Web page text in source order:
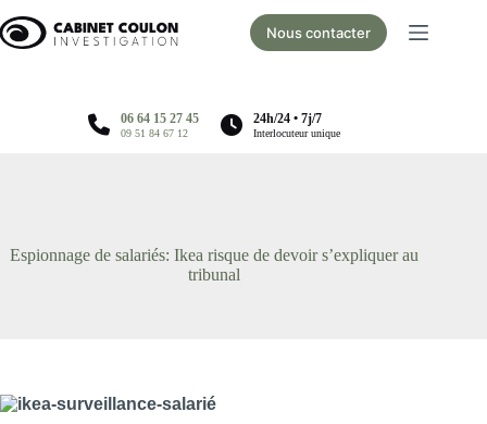
au
contenu
Nous contacter
06 64 15 27 45
09 51 84 67 12
24h/24 • 7j/7
Interlocuteur unique
Espionnage de salariés: Ikea risque de devoir s’expliquer au
tribunal